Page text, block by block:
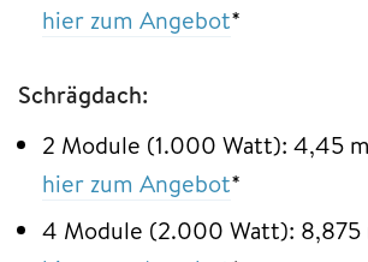
hier zum Angebot*
Schrägdach:
2 Module (1.000 Watt): 4,45 m
hier zum Angebot*
4 Module (2.000 Watt): 8,875